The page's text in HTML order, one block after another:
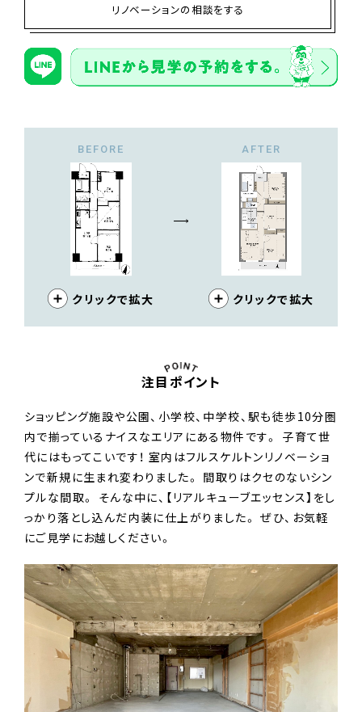
リノベーションの相談をする
BEFORE
クリックで拡大
AFTER
クリックで拡大
注目ポイント
ショッピング施設や公園、小学校、中学校、駅も徒歩10分圏
内で揃っているナイスなエリアにある物件です。 子育て世
代にはもってこいです！ 室内はフルスケルトンリノベーショ
ンで新規に生まれ変わりました。 間取りはクセのないシン
プルな間取。 そんな中に、【リアルキューブエッセンス】をし
っかり落とし込んだ内装に仕上がりました。 ぜひ、お気軽
にご見学にお越しください。